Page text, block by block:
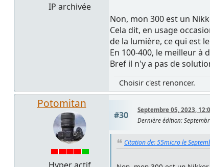
IP archivée
Non, mon 300 est un
Cela dit, en usage
de la lumière, ce qui est
En 100-400, le meilleur à
Bref il n'y a pas de
Choisir c'est renoncer.
Potomitan
#30
Septembre 05, 2023,
Dernière édition:
Citation de: 55micro le